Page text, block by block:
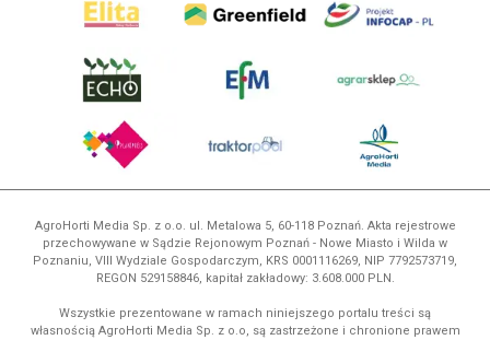
AgroHorti Media Sp. z o.o. ul. Metalowa 5, 60-118 Poznań. Akta rejestrowe
przechowywane w Sądzie Rejonowym Poznań - Nowe Miasto i Wilda w
Poznaniu, VIII Wydziale Gospodarczym, KRS 0001116269, NIP 7792573719,
REGON 529158846, kapitał zakładowy: 3.608.000 PLN.
Wszystkie prezentowane w ramach niniejszego portalu treści są
własnością AgroHorti Media Sp. z o.o, są zastrzeżone i chronione prawem